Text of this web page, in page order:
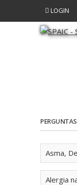
LOGIN
Asma,
Alergia